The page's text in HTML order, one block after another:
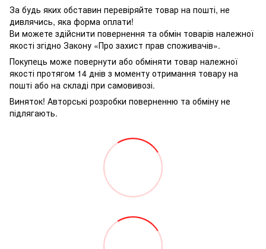
За будь яких обставин перевіряйте товар на пошті, не
дивлячись, яка форма оплати!
Ви можете здійснити повернення та обмін товарів належної
якості згідно Закону «Про захист прав споживачів».
Покупець може повернути або обміняти товар належної
якості протягом 14 днів з моменту отримання товару на
пошті або на складі при самовивозі.
Виняток! Авторські розробки поверненню та обміну не
підлягають.